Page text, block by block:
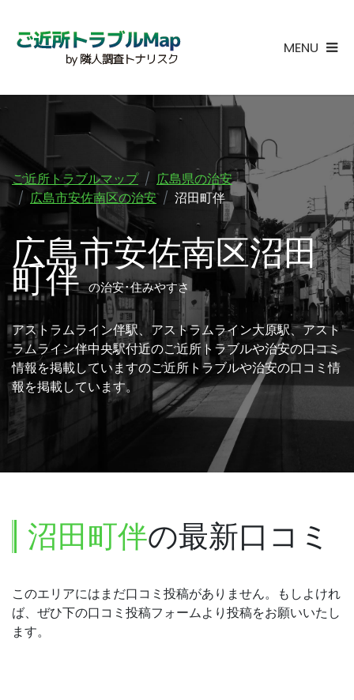
MENU
ご近所トラブルマップ
広島県の治安
広島市安佐南区の治安
沼田町伴
広島市安佐南区沼田
町伴の治安･住みやすさ
アストラムライン伴駅、アストラムライン大原駅、アスト
ラムライン伴中央駅付近のご近所トラブルや治安の口コミ
情報を掲載していますのご近所トラブルや治安の口コミ情
報を掲載しています。
沼田町伴の最新口コミ
このエリアにはまだ口コミ投稿がありません。もしよけれ
ば、ぜひ下の口コミ投稿フォームより投稿をお願いいたし
ます。